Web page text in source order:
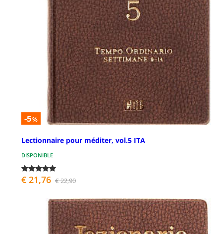
-5%
Lectionnaire pour méditer, vol.5 ITA
DISPONIBLE
€ 21,76 € 22,90